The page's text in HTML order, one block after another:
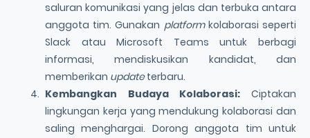
saluran komunikasi yang jelas dan terbuka antara
anggota tim. Gunakan platformkolaborasi seperti
Slack atau Microsoft Teams untuk berbagi
informasi, mendiskusikan kandidat, dan
memberikan updateterbaru.
Kembangkan Budaya Kolaborasi: Ciptakan
lingkungan kerja yang mendukung kolaborasi dan
saling menghargai. Dorong anggota tim untuk